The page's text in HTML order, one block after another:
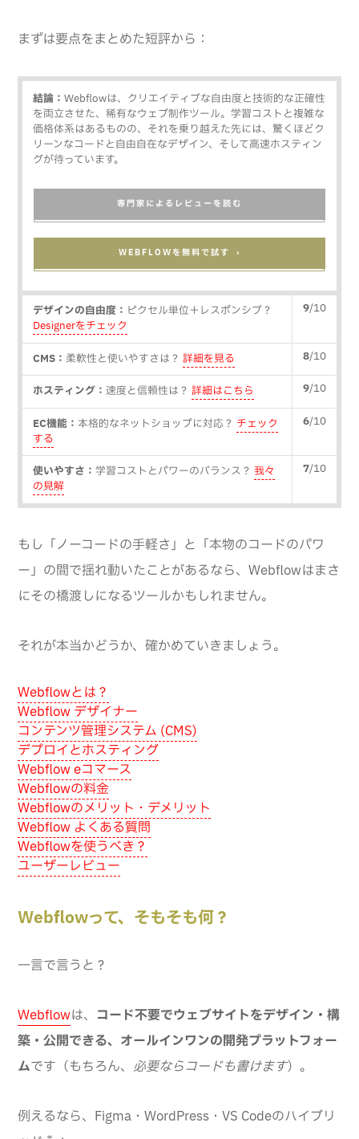
まずは要点をまとめた短評から：
結論：Webflowは、クリエイティブな自由度と技術的な正確性
を両立させた、稀有なウェブ制作ツール。学習コストと複雑な
価格体系はあるものの、それを乗り越えた先には、驚くほどク
リーンなコードと自由自在なデザイン、そして高速ホスティン
グが待っています。
専門家によるレビューを読む
WEBFLOWを無料で試す ›
デザインの自由度： ピクセル単位＋レスポンシブ？
Designerをチェック
9/10
CMS： 柔軟性と使いやすさは？詳細を見る 8/10
ホスティング：速度と信頼性は？詳細はこちら 9/10
EC機能：本格的なネットショップに対応？ チェック
する
6/10
使いやすさ：学習コストとパワーのバランス？我々
の見解
7/10
もし「ノーコードの手軽さ」と「本物のコードのパワ
ー」の間で揺れ動いたことがあるなら、Webflowはまさ
にその橋渡しになるツールかもしれません。
それが本当かどうか、確かめていきましょう。
Webflowとは？
Webflow デザイナー
コンテンツ管理システム (CMS)
デプロイとホスティング
Webflow eコマース
Webflowの料金
Webflowのメリット・デメリット
Webflow よくある質問
Webflowを使うべき？
ユーザーレビュー
Webflowって、そもそも何？
一言で言うと？
Webflowは、 コード不要でウェブサイトをデザイン・構
築・公開できる、オールインワンの開発プラットフォー
ムです（もちろん、 必要ならコードも書けます）。
例えるなら、Figma・WordPress・VS Codeのハイブリ